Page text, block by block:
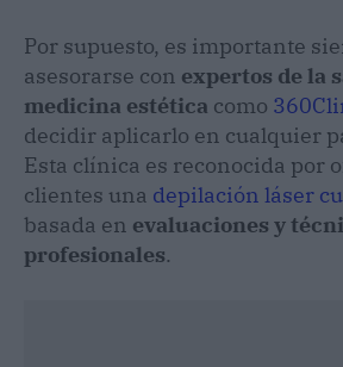
Por supuesto, es importante
asesorarse con expertos de la
medicina estética como
decidir aplicarlo en cualquier
Esta clínica es reconocida por
clientes una depilación láser
basada en evaluaciones y
profesionales.